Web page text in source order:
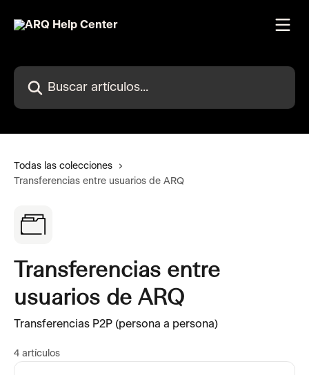
Buscar artículos...
Todas las colecciones
Transferencias entre usuarios de ARQ
Transferencias entre
usuarios de ARQ
Transferencias P2P (persona a persona)
4 artículos